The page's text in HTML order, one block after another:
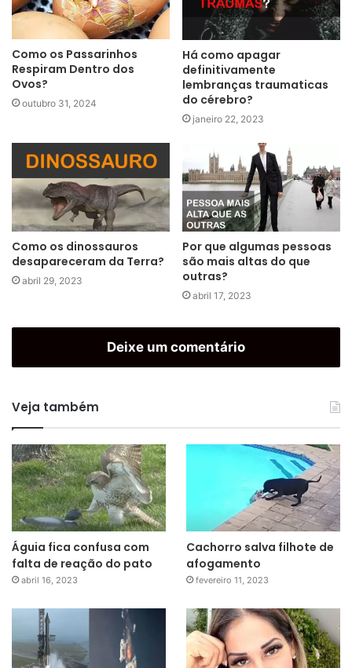
Como os Passarinhos
Respiram Dentro dos
Ovos?
outubro 31, 2024
Há como apagar
definitivamente
lembranças traumaticas
do cérebro?
janeiro 22, 2023
Como os dinossauros
desapareceram da Terra?
abril 29, 2023
Por que algumas pessoas
são mais altas do que
outras?
abril 17, 2023
Deixe um comentário
Veja também
Águia fica confusa com
falta de reação do pato
abril 16, 2023
Cachorro salva filhote de
afogamento
fevereiro 11, 2023